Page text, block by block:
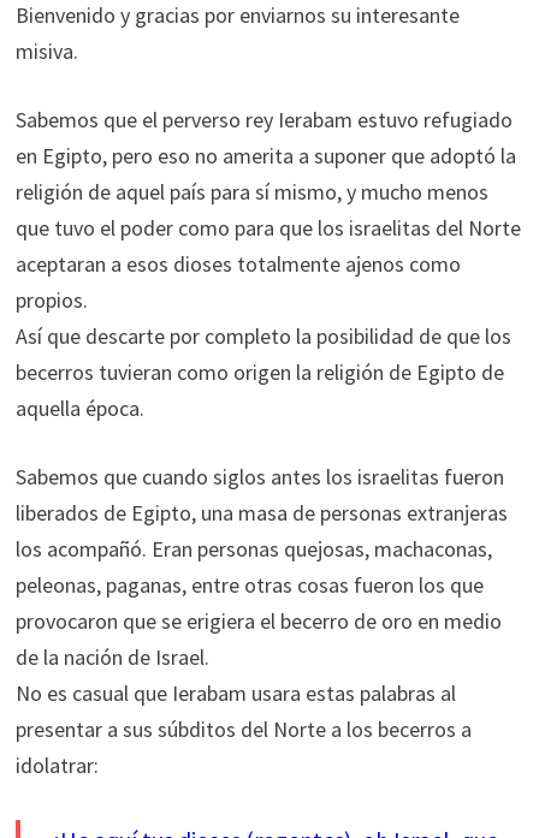
Bienvenido y gracias por enviarnos su interesante
misiva.
Sabemos que el perverso rey Ierabam estuvo refugiado
en Egipto, pero eso no amerita a suponer que adoptó la
religión de aquel país para sí mismo, y mucho menos
que tuvo el poder como para que los israelitas del Norte
aceptaran a esos dioses totalmente ajenos como
propios.
Así que descarte por completo la posibilidad de que los
becerros tuvieran como origen la religión de Egipto de
aquella época.
Sabemos que cuando siglos antes los israelitas fueron
liberados de Egipto, una masa de personas extranjeras
los acompañó. Eran personas quejosas, machaconas,
peleonas, paganas, entre otras cosas fueron los que
provocaron que se erigiera el becerro de oro en medio
de la nación de Israel.
No es casual que Ierabam usara estas palabras al
presentar a sus súbditos del Norte a los becerros a
idolatrar: